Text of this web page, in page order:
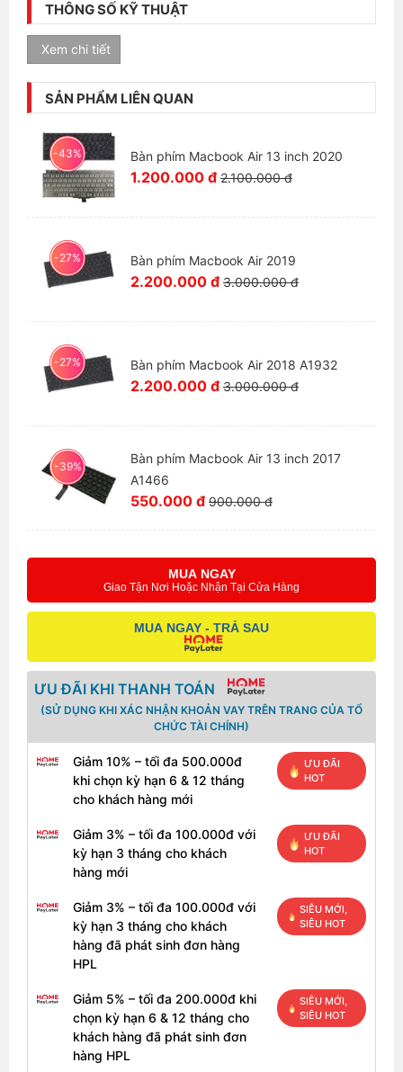
Cửa hàng chúng tôi cam kết cung cấp các sản
phẩmBàn phím
là hàng mới (100% nguyên hộp) có độ bền cao và
Bảo hành:
- Thời hạn bảo hành 6 tháng
- Sửa chữa và thay thế mới nếu phát sinh lỗi và
không đúng mẫu mã
nguyên vẹn, bị dính nước, không có hoặc rách tem
bảo hành.
THÔNG SỐ KỸ THUẬT
Xem chi tiết
SẢN PHẨM LIÊN QUAN
-43% Bàn phím Macbook Air 13 inch 2020
1.200.000 đ 2.100.000 đ
-27% Bàn phím Macbook Air 2019
2.200.000 đ 3.000.000 đ
-27% Bàn phím Macbook Air 2018 A1932
2.200.000 đ 3.000.000 đ
-39%
Bàn phím Macbook Air 13 inch 2017
A1466
550.000 đ 900.000 đ
MUA NGAY
Giao Tận Nơi Hoặc Nhận Tại Cửa Hàng
MUA NGAY - TRẢ SAU
ƯU ĐÃI KHI THANH TOÁN
(SỬ DỤNG KHI XÁC NHẬN KHOẢN VAY TRÊN TRANG CỦA TỔ
CHỨC TÀI CHÍNH)
Giảm 10% – tối đa 500.000đ
khi chọn kỳ hạn 6 & 12 tháng
cho khách hàng mới
ƯU ĐÃI
HOT
Giảm 3% – tối đa 100.000đ với
kỳ hạn 3 tháng cho khách
hàng mới
ƯU ĐÃI
HOT
Giảm 3% – tối đa 100.000đ với
kỳ hạn 3 tháng cho khách
hàng đã phát sinh đơn hàng
HPL
SIÊU MỚI,
SIÊU HOT
Giảm 5% – tối đa 200.000đ khi
chọn kỳ hạn 6 & 12 tháng cho
khách hàng đã phát sinh đơn
hàng HPL
SIÊU MỚI,
SIÊU HOT